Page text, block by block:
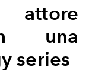
una
series